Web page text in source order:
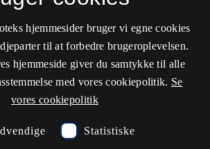
hjemmesider bruger vi egne cookies
til at forbedre brugeroplevelsen.
hjemmeside giver du samtykke til alle
med vores cookiepolitik. Se
vores cookiepolitik
Statistiske